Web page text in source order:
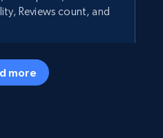
Reviews count, and
今すぐ始める
more